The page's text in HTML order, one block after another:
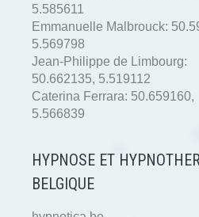
5.585611
Emmanuelle Malbrouck:
5.569798
Jean-Philippe de Limbourg:
50.662135, 5.519112
Caterina Ferrara: 50.659160,
5.566839
HYPNOSE ET
BELGIQUE